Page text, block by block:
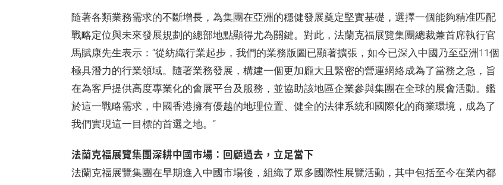
隨著各類業務需求的不斷增長，為集團在亞洲的穩健發展奠定堅實基礎，選擇一個能夠精准匹配
戰略定位與未來發展規劃的總部地點顯得尤為關鍵。對此，法蘭克福展覽集團總裁兼首席執行官
馬賦康先生表示：“從紡織行業起步，我們的業務版圖已顯著擴張，如今已深入中國乃至亞洲11個
極具潛力的行業領域。隨著業務發展，構建一個更加龐大且緊密的營運網絡成為了當務之急，旨
在為客戶提供高度專業化的會展平台及服務，並協助該地區企業參與集團在全球的展會活動。鑑
於這一戰略需求，中國香港擁有優越的地理位置、健全的法律系統和國際化的商業環境，成為了
我們實現這一目標的首選之地。”
法蘭克福展覽集團深耕中國市場：回顧過去，立足當下
法蘭克福展覽集團在早期進入中國市場後，組織了眾多國際性展覽活動，其中包括至今在業內都